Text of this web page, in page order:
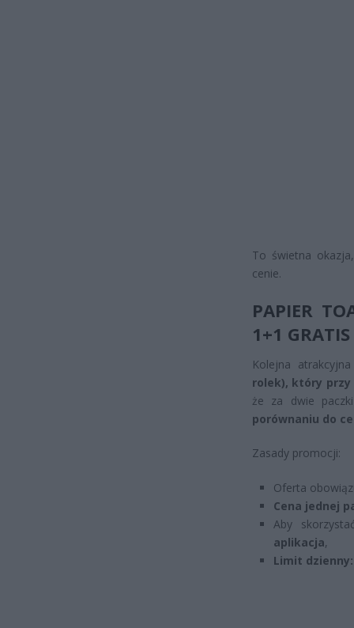
To świetna
cenie.
PAPIER
1+1
Kolejna
rolek), który
że za dwie
porównaniu do
Zasady promocji:
Oferta
Cena jednej
Aby
aplikacja,
Limit